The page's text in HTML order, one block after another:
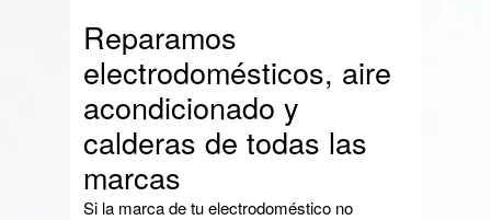
Reparamos
electrodomésticos, aire
acondicionado y
calderas de todas las
marcas
Si la marca de tu electrodoméstico no